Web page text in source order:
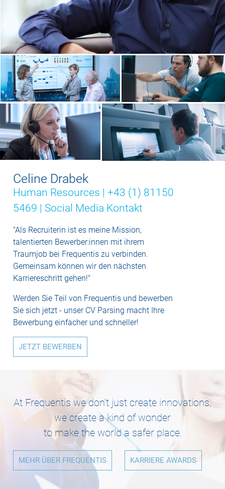
Celine Drabek
Human Resources | +43 (1) 81150
5469 | Social Media Kontakt
"Als Recruiterin ist es meine Mission,
talentierten Bewerber:innen mit ihrem
Traumjob bei Frequentis zu verbinden.
Gemeinsam können wir den nächsten
Karriereschritt gehen!"
Werden Sie Teil von Frequentis und bewerben
Sie sich jetzt - unser CV Parsing macht Ihre
Bewerbung einfacher und schneller!
JETZT BEWERBEN
At Frequentis we don’t just create innovations,
we create a kind of wonder
to make the world a safer place.
MEHR ÜBER FREQUENTIS KARRIERE AWARDS